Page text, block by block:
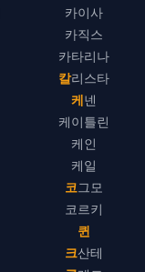
카이사
카직스
카타리나
칼리스타
케넨
케이틀린
케인
케일
코그모
코르키
퀸
크산테